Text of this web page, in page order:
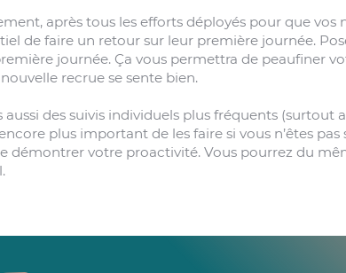
après tous les efforts déployés pour que vos
de faire un retour sur leur première journée.
journée. Ça vous permettra de peaufiner
recrue se sente bien.
aussi des suivis individuels plus fréquents
encore plus important de les faire si vous n’êtes
démontrer votre proactivité. Vous pourrez du